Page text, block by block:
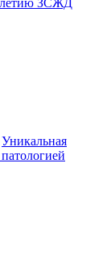
Уникальная